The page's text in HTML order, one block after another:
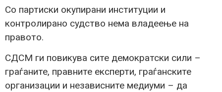
Со партиски окупирани институции и
контролирано судство нема владеење на
правото.
СДСМ ги повикува сите демократски сили –
граѓаните, правните експерти, граѓанските
организации и независните медиуми – да